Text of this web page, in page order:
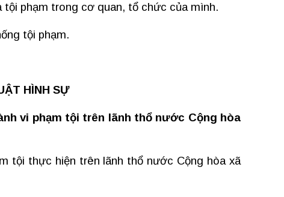
tội phạm trong cơ quan, tổ chức của mình.
tội phạm.
HÌNH SỰ
vi phạm tội trên lãnh thổ nước Cộng hòa
tội thực hiện trên lãnh thổ nước Cộng hòa xã